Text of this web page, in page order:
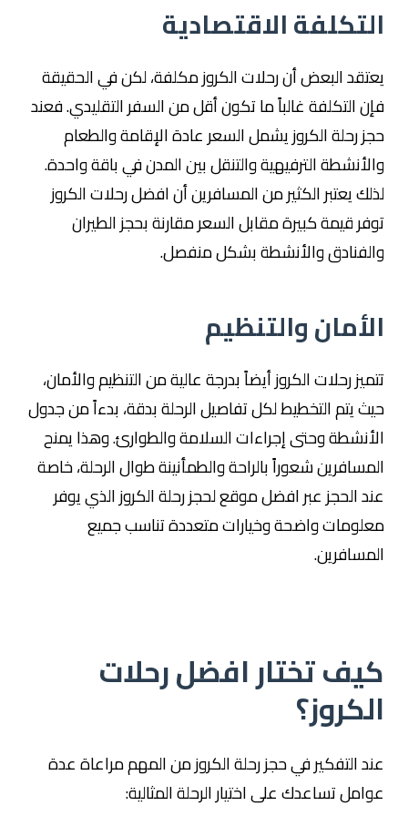
التكلفة الاقتصادية
يعتقد البعض أن رحلات الكروز مكلفة، لكن في الحقيقة
فإن التكلفة غالباً ما تكون أقل من السفر التقليدي. فعند
حجز رحلة الكروز يشمل السعر عادة الإقامة والطعام
والأنشطة الترفيهية والتنقل بين المدن في باقة واحدة.
لذلك يعتبر الكثير من المسافرين أن افضل رحلات الكروز
توفر قيمة كبيرة مقابل السعر مقارنة بحجز الطيران
والفنادق والأنشطة بشكل منفصل.
الأمان والتنظيم
تتميز رحلات الكروز أيضاً بدرجة عالية من التنظيم والأمان،
حيث يتم التخطيط لكل تفاصيل الرحلة بدقة، بدءاً من جدول
الأنشطة وحتى إجراءات السلامة والطوارئ. وهذا يمنح
المسافرين شعوراً بالراحة والطمأنينة طوال الرحلة، خاصة
عند الحجز عبر افضل موقع لحجز رحلة الكروز الذي يوفر
معلومات واضحة وخيارات متعددة تناسب جميع
المسافرين.
كيف تختار افضل رحلات
الكروز؟
عند التفكير في حجز رحلة الكروز من المهم مراعاة عدة
عوامل تساعدك على اختيار الرحلة المثالية: